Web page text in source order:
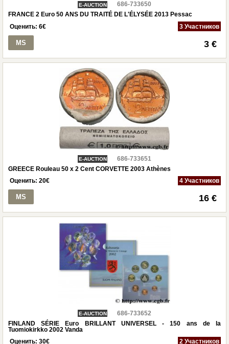
E-AUCTION
686-733650
FRANCE 2 Euro 50 ANS DU TRAITÉ DE L'ÉLYSÉE 2013 Pessac
Оценить: 6€ 3 Участников
MS 3 €
E-AUCTION
686-733651
GREECE Rouleau 50 x 2 Cent CORVETTE 2003 Athènes
Оценить: 20€ 4 Участников
MS 16 €
E-AUCTION
686-733652
FINLAND SÉRIE Euro BRILLANT UNIVERSEL - 150 ans de la
Tuomiokirkko 2002 Vanda
Оценить: 30€ 2 Участников